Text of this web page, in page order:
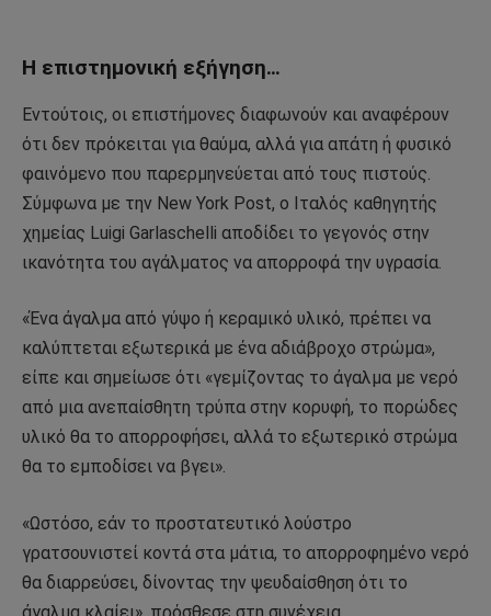
Η επιστημονική εξήγηση…
Εντούτοις, οι επιστήμονες διαφωνούν και αναφέρουν
ότι δεν πρόκειται για θαύμα, αλλά για απάτη ή φυσικό
φαινόμενο που παρερμηνεύεται από τους πιστούς.
Σύμφωνα με την New York Post, ο Ιταλός καθηγητής
χημείας Luigi Garlaschelli αποδίδει το γεγονός στην
ικανότητα του αγάλματος να απορροφά την υγρασία.
«Ένα άγαλμα από γύψο ή κεραμικό υλικό, πρέπει να
καλύπτεται εξωτερικά με ένα αδιάβροχο στρώμα»,
είπε και σημείωσε ότι «γεμίζοντας το άγαλμα με νερό
από μια ανεπαίσθητη τρύπα στην κορυφή, το πορώδες
υλικό θα το απορροφήσει, αλλά το εξωτερικό στρώμα
θα το εμποδίσει να βγει».
«Ωστόσο, εάν το προστατευτικό λούστρο
γρατσουνιστεί κοντά στα μάτια, το απορροφημένο νερό
θα διαρρεύσει, δίνοντας την ψευδαίσθηση ότι το